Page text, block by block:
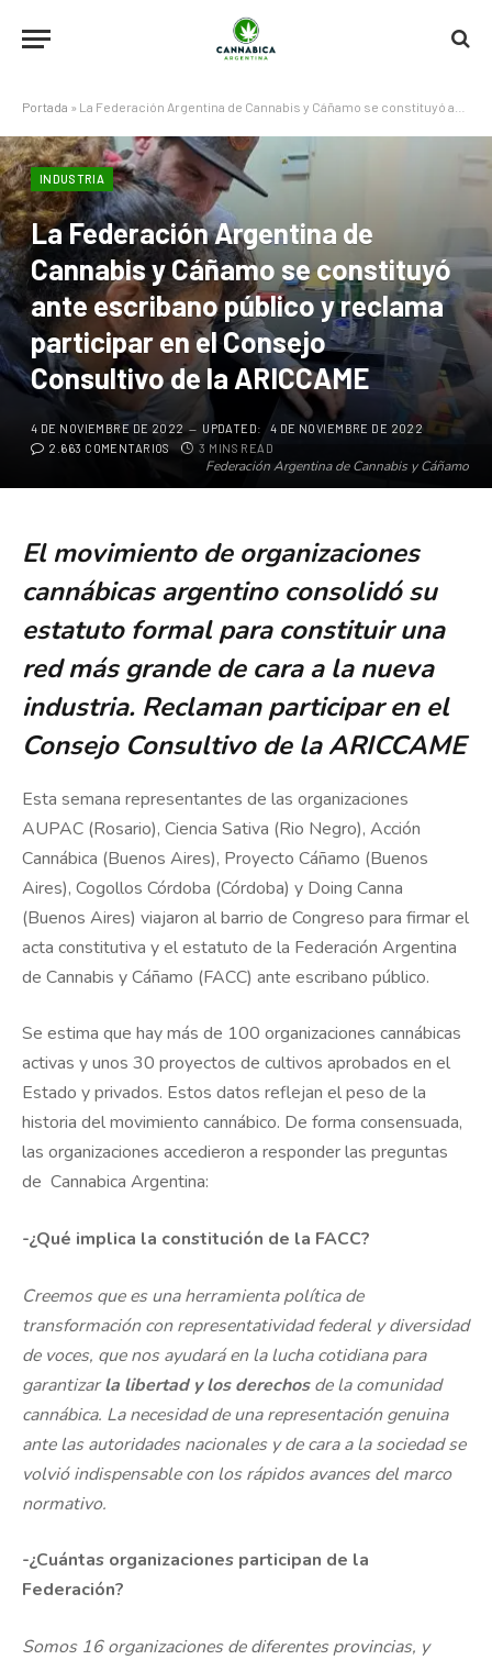
Portada » La Federación Argentina de Cannabis y Cáñamo se constituyó ante escribano público y reclama participar en el Consejo Consultivo de la ARICCAME
Federación Argentina de Cannabis y Cáñamo
INDUSTRIA
La Federación Argentina de
Cannabis y Cáñamo se constituyó
ante escribano público y reclama
participar en el Consejo
Consultivo de la ARICCAME
4 DE NOVIEMBRE DE 2022 UPDATED:
4 DE NOVIEMBRE DE 2022
2.663 COMENTARIOS
3 MINS READ
El movimiento de organizaciones
cannábicas argentino consolidó su
estatuto formal para constituir una
red más grande de cara a la nueva
industria. Reclaman participar en el
Consejo Consultivo de la ARICCAME
Esta semana representantes de las organizaciones
AUPAC (Rosario), Ciencia Sativa (Rio Negro), Acción
Cannábica (Buenos Aires), Proyecto Cáñamo (Buenos
Aires), Cogollos Córdoba (Córdoba) y Doing Canna
(Buenos Aires) viajaron al barrio de Congreso para firmar el
acta constitutiva y el estatuto de la Federación Argentina
de Cannabis y Cáñamo (FACC) ante escribano público.
Se estima que hay más de 100 organizaciones cannábicas
activas y unos 30 proyectos de cultivos aprobados en el
Estado y privados. Estos datos reflejan el peso de la
historia del movimiento cannábico. De forma consensuada,
las organizaciones accedieron a responder las preguntas
de Cannabica Argentina:
-¿Qué implica la constitución de la FACC?
Creemos que es una herramienta política de
transformación con representatividad federal y diversidad
de voces, que nos ayudará en la lucha cotidiana para
garantizarla libertad y los derechosde la comunidad
cannábica. La necesidad de una representación genuina
ante las autoridades nacionales y de cara a la sociedad se
volvió indispensable con los rápidos avances del marco
normativo.
-¿Cuántas organizaciones participan de la
Federación?
Somos 16 organizaciones de diferentes provincias, y